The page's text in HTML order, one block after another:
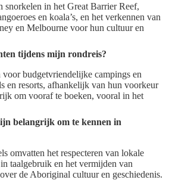
snorkelen in het Great Barrier Reef,
en koala’s, en het verkennen van
en Melbourne voor hun cultuur en
tijdens mijn rondreis?
budgetvriendelijke campings en
en resorts, afhankelijk van hun voorkeur
om vooraf te boeken, vooral in het
belangrijk om te kennen in
omvatten het respecteren van lokale
taalgebruik en het vermijden van
de Aboriginal cultuur en geschiedenis.